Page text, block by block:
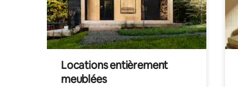
Locations entièrement
meublées